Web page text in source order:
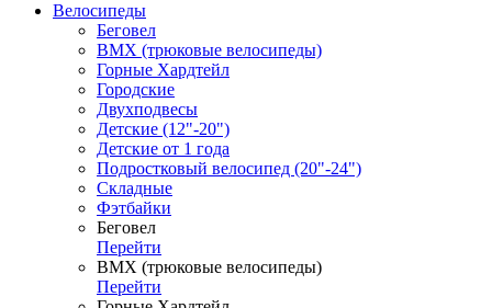
Велосипеды
Беговел
ВМХ (трюковые велосипеды)
Горные Хардтейл
Городские
Двухподвесы
Детские (12"-20")
Детские от 1 года
Подростковый велосипед (20"-24")
Складные
Фэтбайки
Беговел
Перейти
ВМХ (трюковые велосипеды)
Перейти